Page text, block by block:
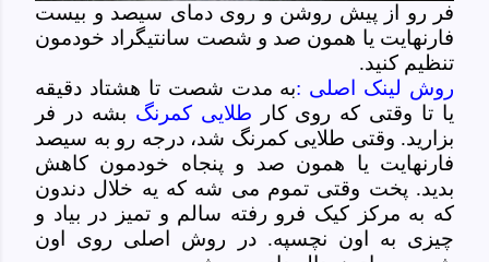
فر رو از پیش روشن و روی دمای سیصد و بیست
فارنهایت یا همون صد و شصت سانتیگراد خودمون
تنظیم کنید.
روش لینک اصلی :به مدت شصت تا هشتاد دقیقه
یا تا وقتی که روی کار طلایی کمرنگ بشه در فر
بزارید. وقتی طلایی کمرنگ شد، درجه رو به سیصد
فارنهایت یا همون صد و پنجاه خودمون کاهش
بدید. پخت وقتی تموم می شه که یه خلال دندون
که به مرکز کیک فرو رفته سالم و تمیز در بیاد و
چیزی به اون نچسپه. در روش اصلی روی اون